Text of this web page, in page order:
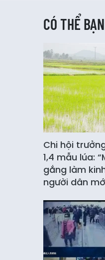
CÓ THỂ
Chi hội
1,4 mẫu lúa:
gắng làm
người dân